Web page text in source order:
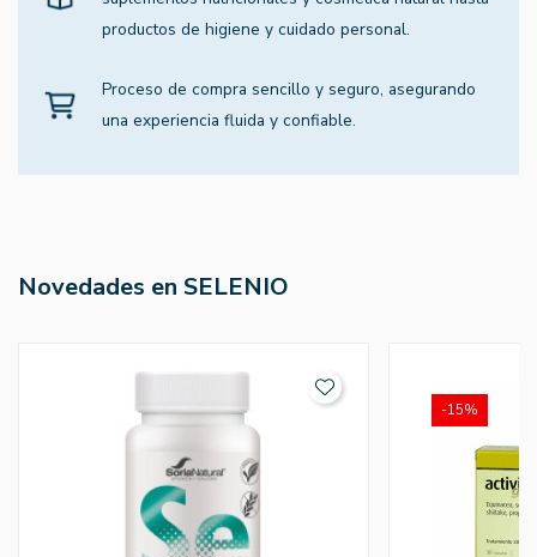
productos de higiene y cuidado personal.
Proceso de compra sencillo y seguro, asegurando
una experiencia fluida y confiable.
Novedades en SELENIO
-15%